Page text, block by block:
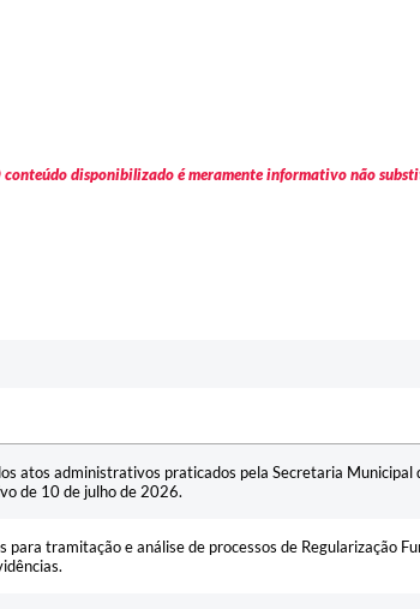
conteúdo disponibilizado é meramente informativo não
atos administrativos praticados pela Secretaria Municipal
de 10 de julho de 2026.
para tramitação e análise de processos de Regularização